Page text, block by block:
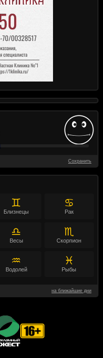
Сохранить
♊
Близнецы
♋
Рак
♎
Весы
♏
Скорпион
♒
Водолей
♓
Рыбы
на ближайшие дни